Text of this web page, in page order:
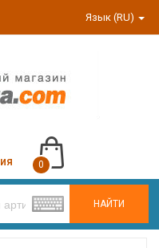
Язык (RU)
НАЙТИ
0